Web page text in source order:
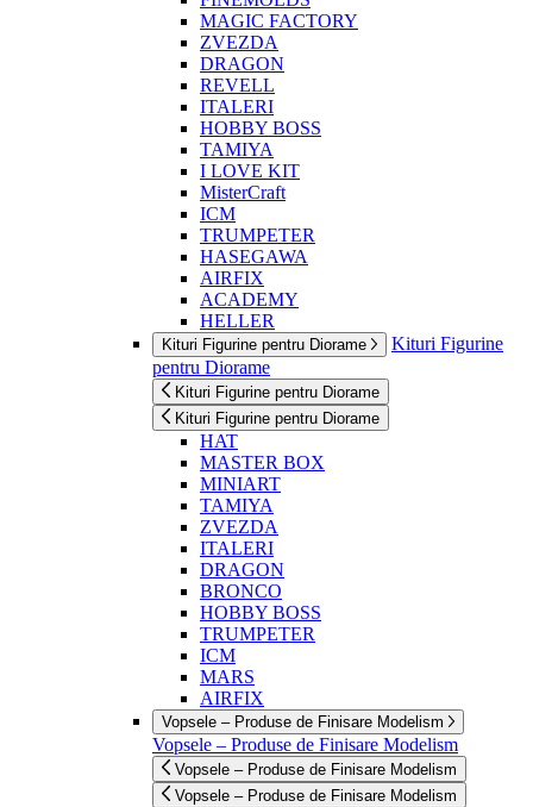
MAGIC FACTORY
ZVEZDA
DRAGON
REVELL
ITALERI
HOBBY BOSS
TAMIYA
I LOVE KIT
MisterCraft
ICM
TRUMPETER
HASEGAWA
AIRFIX
ACADEMY
HELLER
Kituri Figurine pentru Diorame
Kituri Figurine
pentru Diorame
Kituri Figurine pentru Diorame
Kituri Figurine pentru Diorame
HAT
MASTER BOX
MINIART
TAMIYA
ZVEZDA
ITALERI
DRAGON
BRONCO
HOBBY BOSS
TRUMPETER
ICM
MARS
AIRFIX
Vopsele – Produse de Finisare Modelism
Vopsele – Produse de Finisare Modelism
Vopsele – Produse de Finisare Modelism
Vopsele – Produse de Finisare Modelism